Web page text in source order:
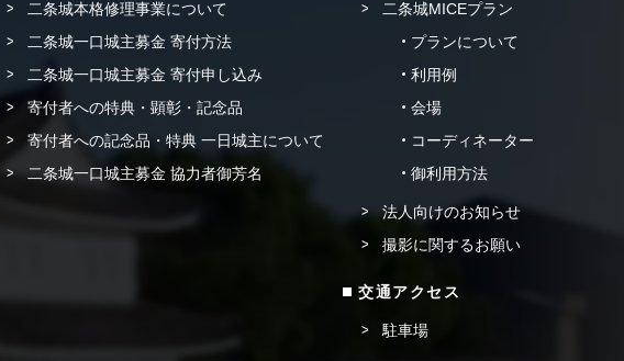
二条城本格修理事業について
二条城一口城主募金 寄付方法
二条城一口城主募金 寄付申し込み
寄付者への特典・顕彰・記念品
寄付者への記念品・特典 一日城主について
二条城一口城主募金 協力者御芳名
二条城MICEプラン
プランについて
利用例
会場
コーディネーター
御利用方法
法人向けのお知らせ
撮影に関するお願い
交通アクセス
駐車場